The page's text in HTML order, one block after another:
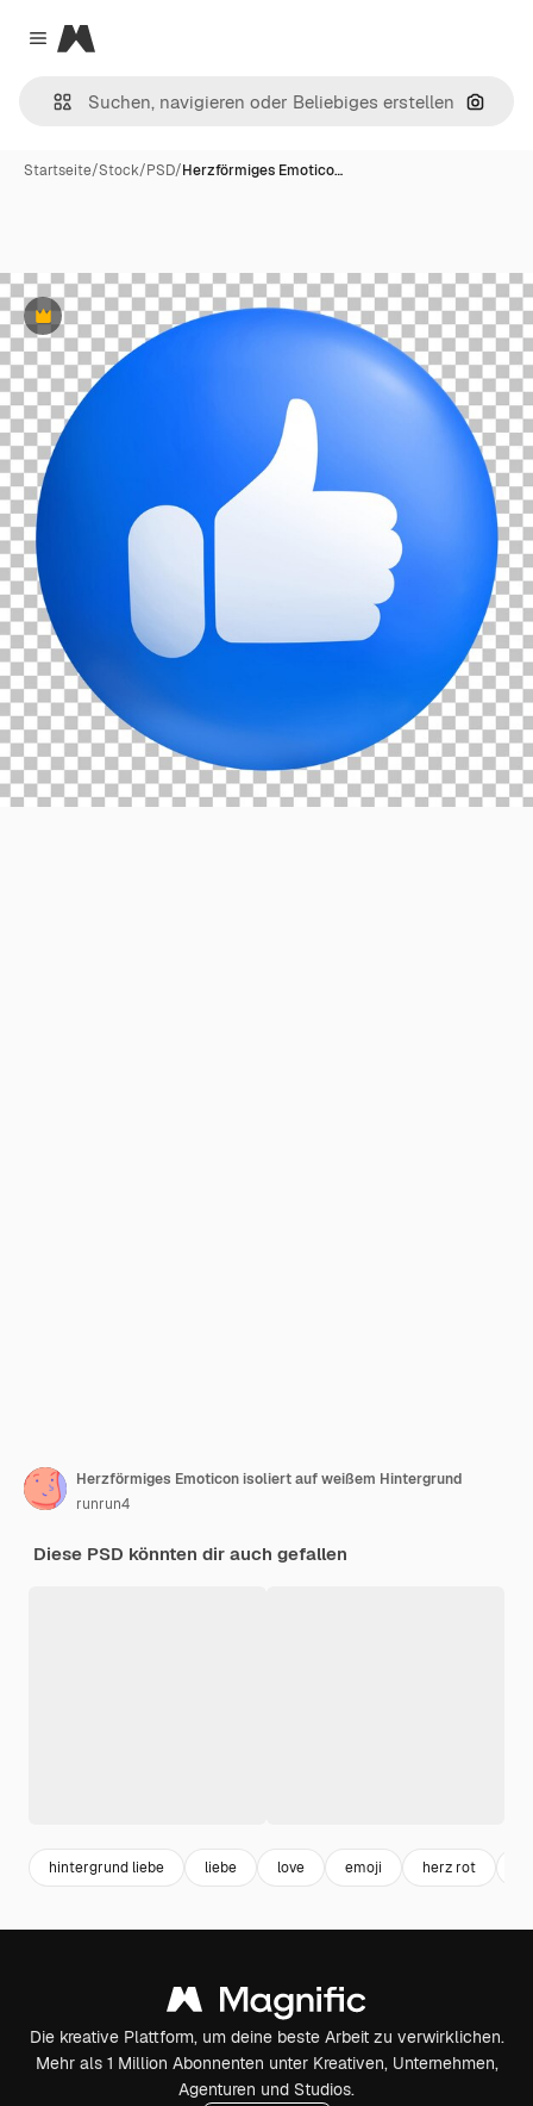
Close menu
Magnific
Nach
Startseite/Stock/PSD/Herzförmiges Emotico…
Premium
Herzförmiges Emoticon isoliert auf weißem Hintergrund
runrun4
Diese PSD könnten dir auch gefallen
hintergrund liebe liebe love emoji herz rot
Die kreative Plattform, um deine beste Arbeit zu verwirklichen.
Mehr als 1 Million Abonnenten unter Kreativen, Unternehmen,
Agenturen und Studios.